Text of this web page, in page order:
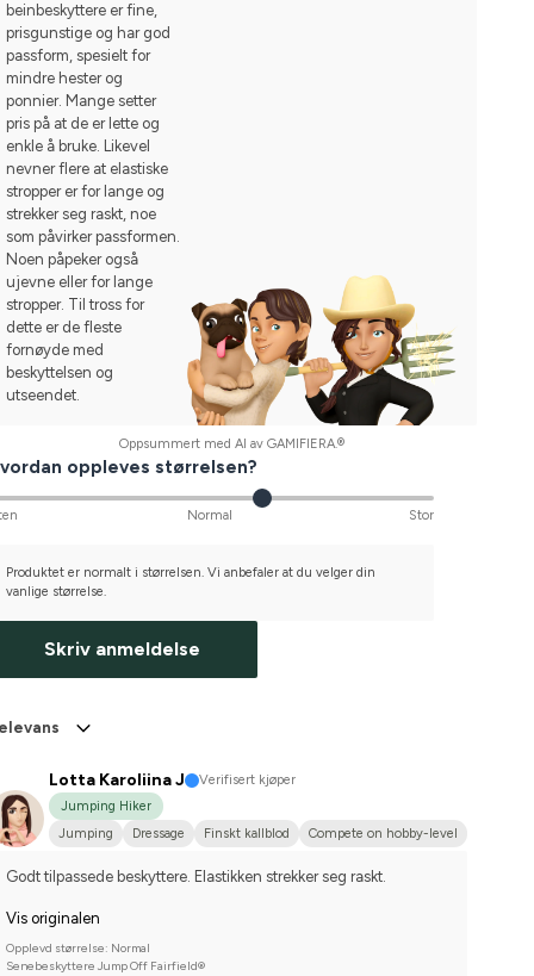
beinbeskyttere er fine,
prisgunstige og har god
passform, spesielt for
mindre hester og
ponnier. Mange setter
pris på at de er lette og
enkle å bruke. Likevel
nevner flere at elastiske
stropper er for lange og
strekker seg raskt, noe
som påvirker passformen.
Noen påpeker også
ujevne eller for lange
stropper. Til tross for
dette er de fleste
fornøyde med
beskyttelsen og
utseendet.
Oppsummert med AI av GAMIFIERA.®
oppleves størrelsen?
Normal Stor
Produktet er normalt i størrelsen. Vi anbefaler at du velger din
vanlige størrelse.
Skriv anmeldelse
Lotta Karoliina J
Verifisert kjøper
Jumping Hiker
Jumping
Dressage Finskt kallblod Compete on hobby-level
Godt tilpassede beskyttere. Elastikken strekker seg raskt.
Vis originalen
Opplevd størrelse: Normal
Senebeskyttere Jump Off Fairfield®